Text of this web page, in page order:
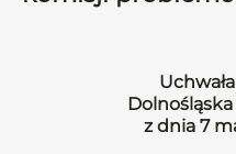
z dnia 7